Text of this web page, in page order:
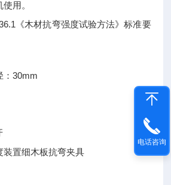
用。
《木材抗弯强度试验方法》标准要
：30mm
装置细木板抗弯夹具
电话咨询